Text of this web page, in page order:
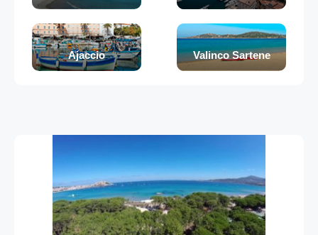
Ajaccio Valinco Sartene